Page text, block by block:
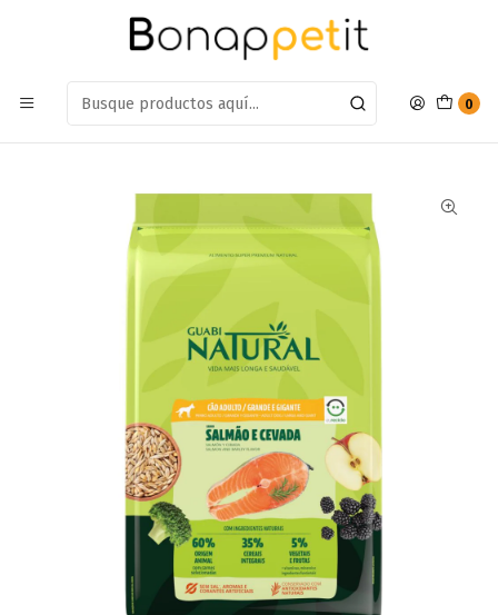
0
Estamos en: Antumalal 612, Quilicura Míranos en Maps
Adulto Raza Mediana y Grande
Alimento Guabi Perro Adulto Raza Grande Salmon y Cebada